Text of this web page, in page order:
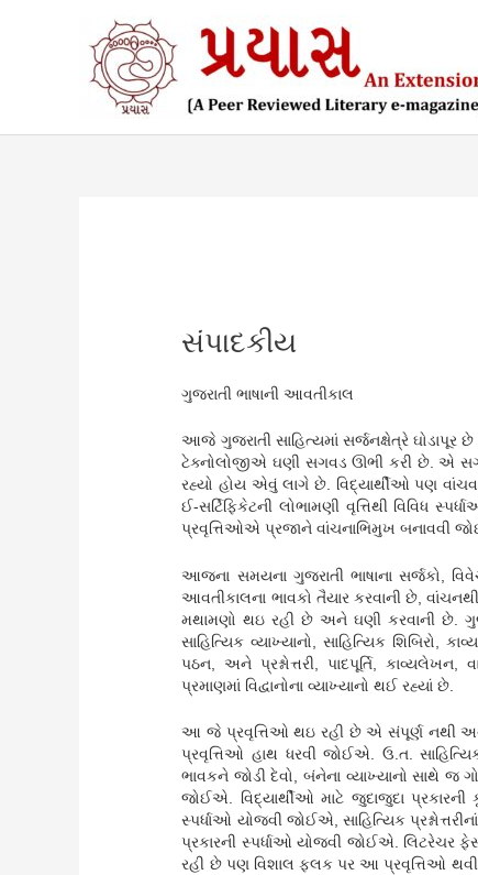
સંપાદકીય
ગુજરાતી ભાષાની આવતીકાલ
આજે ગુજરાતી સાહિત્યમાં સર્જનક્ષેત્રે
ટેક્નોલોજીએ ઘણી સગવડ ઊભી કરી છે. એ
રહ્યો હોય એવું લાગે છે. વિદ્યાર્થીઓ પણ
ઈ-સર્ટિફિકેટની લોભામણી વૃત્તિથી વિવિધ
પ્રવૃત્તિઓએ પ્રજાને વાંચનાભિમુખ બનાવવી
આજના સમયના ગુજરાતી ભાષાના સર્જકો,
આવતીકાલના ભાવકો તૈયાર કરવાની છે,
મથામણો થઇ રહી છે અને ઘણી કરવાની છે.
સાહિત્યિક વ્યાખ્યાનો, સાહિત્યિક શિબિરો,
પઠન, અને પ્રશ્નોત્તરી, પાદપૂર્તિ,
પ્રમાણમાં વિદ્વાનોના વ્યાખ્યાનો થઈ રહ્યાં છે.
આ જે પ્રવૃત્તિઓ થઇ રહી છે એ સંપૂર્ણ નથી
પ્રવૃત્તિઓ હાથ ધરવી જોઈએ. ઉ.ત.
ભાવકને જોડી દેવો, બંનેના વ્યાખ્યાનો સાથે
જોઈએ. વિદ્યાર્થીઓ માટે જુદાજુદા પ્રકારની
સ્પર્ધાઓ યોજવી જોઈએ, સાહિત્યિક
પ્રકારની સ્પર્ધાઓ યોજવી જોઈએ. લિટરેચર
રહી છે પણ વિશાલ ફલક પર આ પ્રવૃત્તિઓ